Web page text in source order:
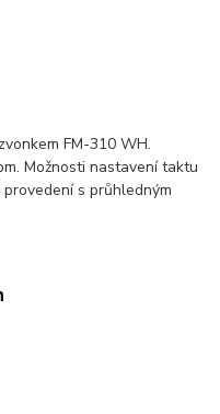
FM-310 WH.
Možnosti nastavení taktu
s průhledným